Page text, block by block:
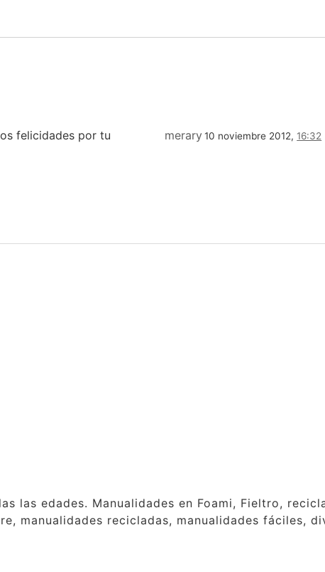
merary10 noviembre 2012,16:32
felicidades por tu
las edades. Manualidades en Foami, Fieltro,
manualidades recicladas, manualidades fáciles,